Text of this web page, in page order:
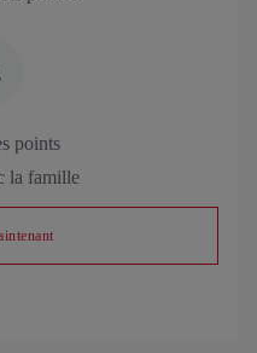
points
la famille